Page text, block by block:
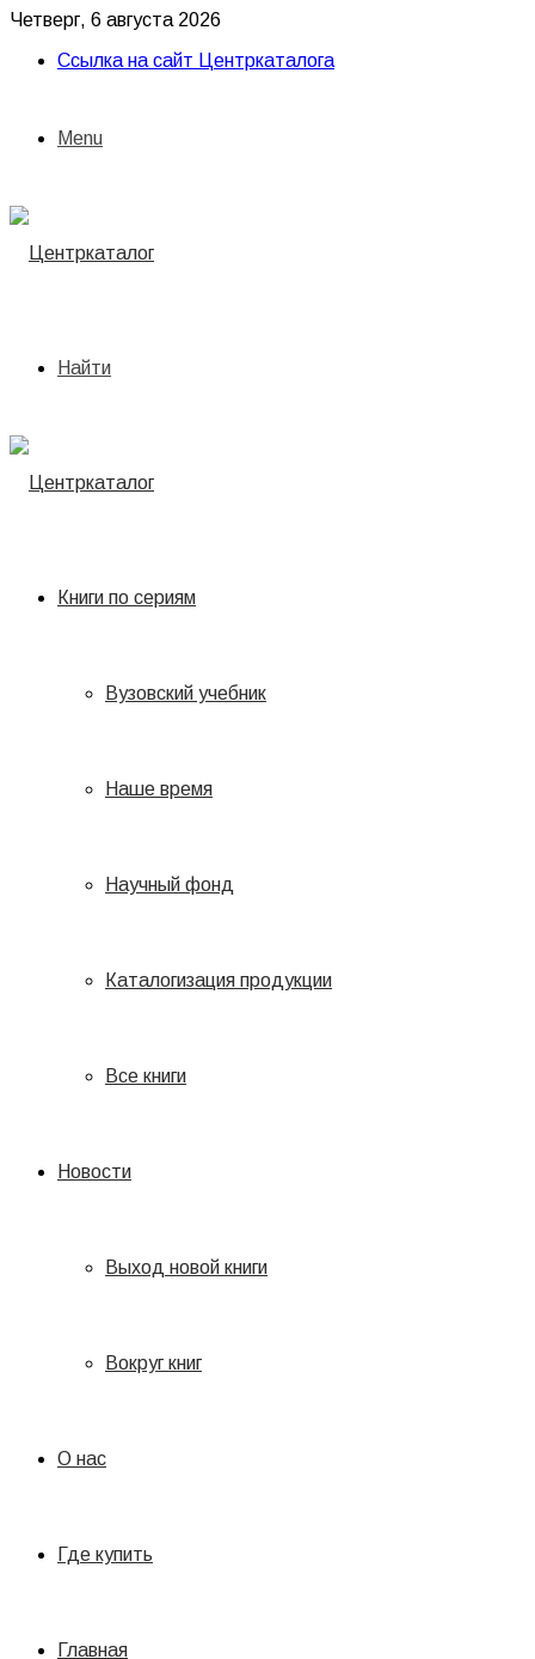
Четверг, 6 августа 2026
Ссылка на сайт Центркаталога
Menu
Найти
Книги по сериям
Вузовский учебник
Наше время
Научный фонд
Каталогизация продукции
Все книги
Новости
Выход новой книги
Вокруг книг
О нас
Где купить
Главная